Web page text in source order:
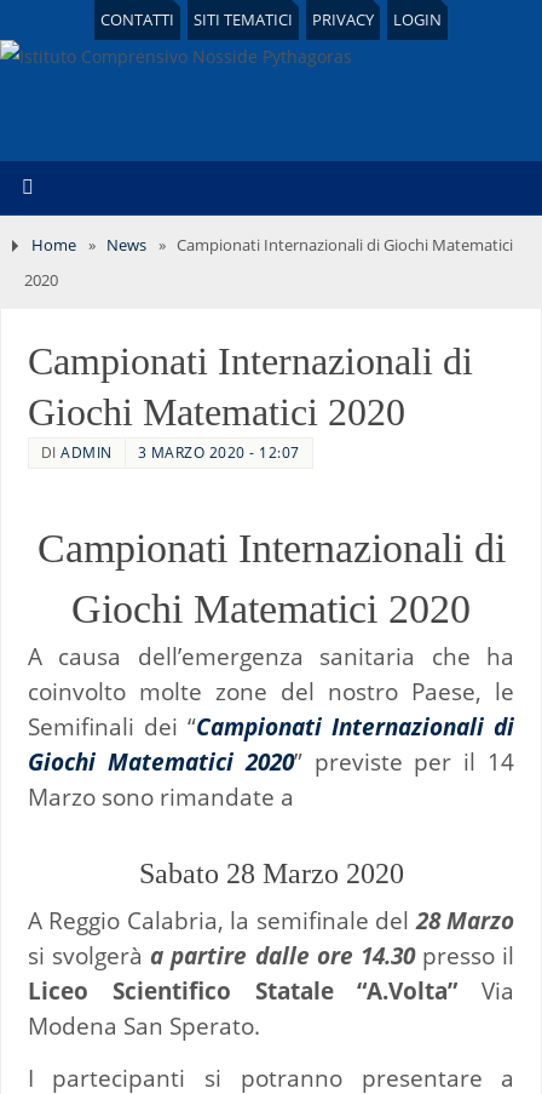
CONTATTI SITI TEMATICI PRIVACY LOGIN
Home » News » Campionati Internazionali di Giochi Matematici
2020
Campionati Internazionali di
Giochi Matematici 2020
DIADMIN 3 MARZO 2020 - 12:07
Campionati Internazionali di
Giochi Matematici 2020
A causa dell’emergenza sanitaria che ha
coinvolto molte zone del nostro Paese, le
Semifinali dei “Campionati Internazionali di
Giochi Matematici 2020” previste per il 14
Marzo sono rimandate a
Sabato 28 Marzo 2020
A Reggio Calabria, la semifinale del28 Marzo
si svolgerà a partire dalle ore 14.30presso il
Liceo Scientifico Statale “A.Volta” Via
Modena San Sperato.
I partecipanti si potranno presentare a